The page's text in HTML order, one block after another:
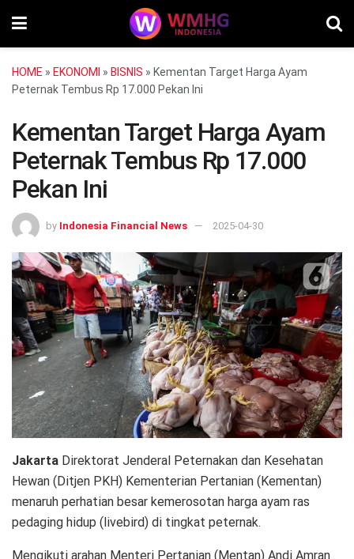
HOME » EKONOMI » BISNIS » Kementan Target Harga Ayam
Peternak Tembus Rp 17.000 Pekan Ini
Kementan Target Harga Ayam
Peternak Tembus Rp 17.000
Pekan Ini
by Indonesia Financial News 2025-04-30
Jakarta Direktorat Jenderal Peternakan dan Kesehatan
Hewan (Ditjen PKH) Kementerian Pertanian (Kementan)
menaruh perhatian besar kemerosotan harga ayam ras
pedaging hidup (livebird) di tingkat peternak.
Mengikuti arahan Menteri Pertanian (Mentan) Andi Amran